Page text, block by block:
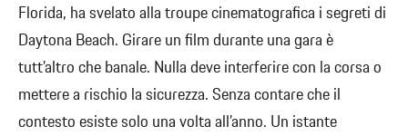
Florida, ha svelato alla troupe cinematografica i segreti di
Daytona Beach. Girare un film durante una gara è
tutt’altro che banale. Nulla deve interferire con la corsa o
mettere a rischio la sicurezza. Senza contare che il
contesto esiste solo una volta all’anno. Un istante